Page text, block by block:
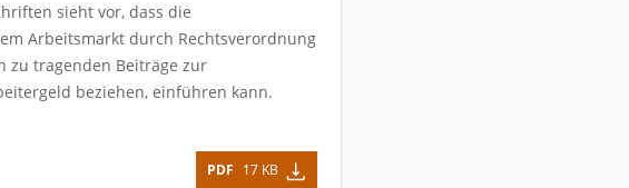
sieht vor, dass die
Arbeitsmarkt durch Rechtsverordnung
zu tragenden Beiträge zur
beziehen, einführen kann.
PDF 17 KB